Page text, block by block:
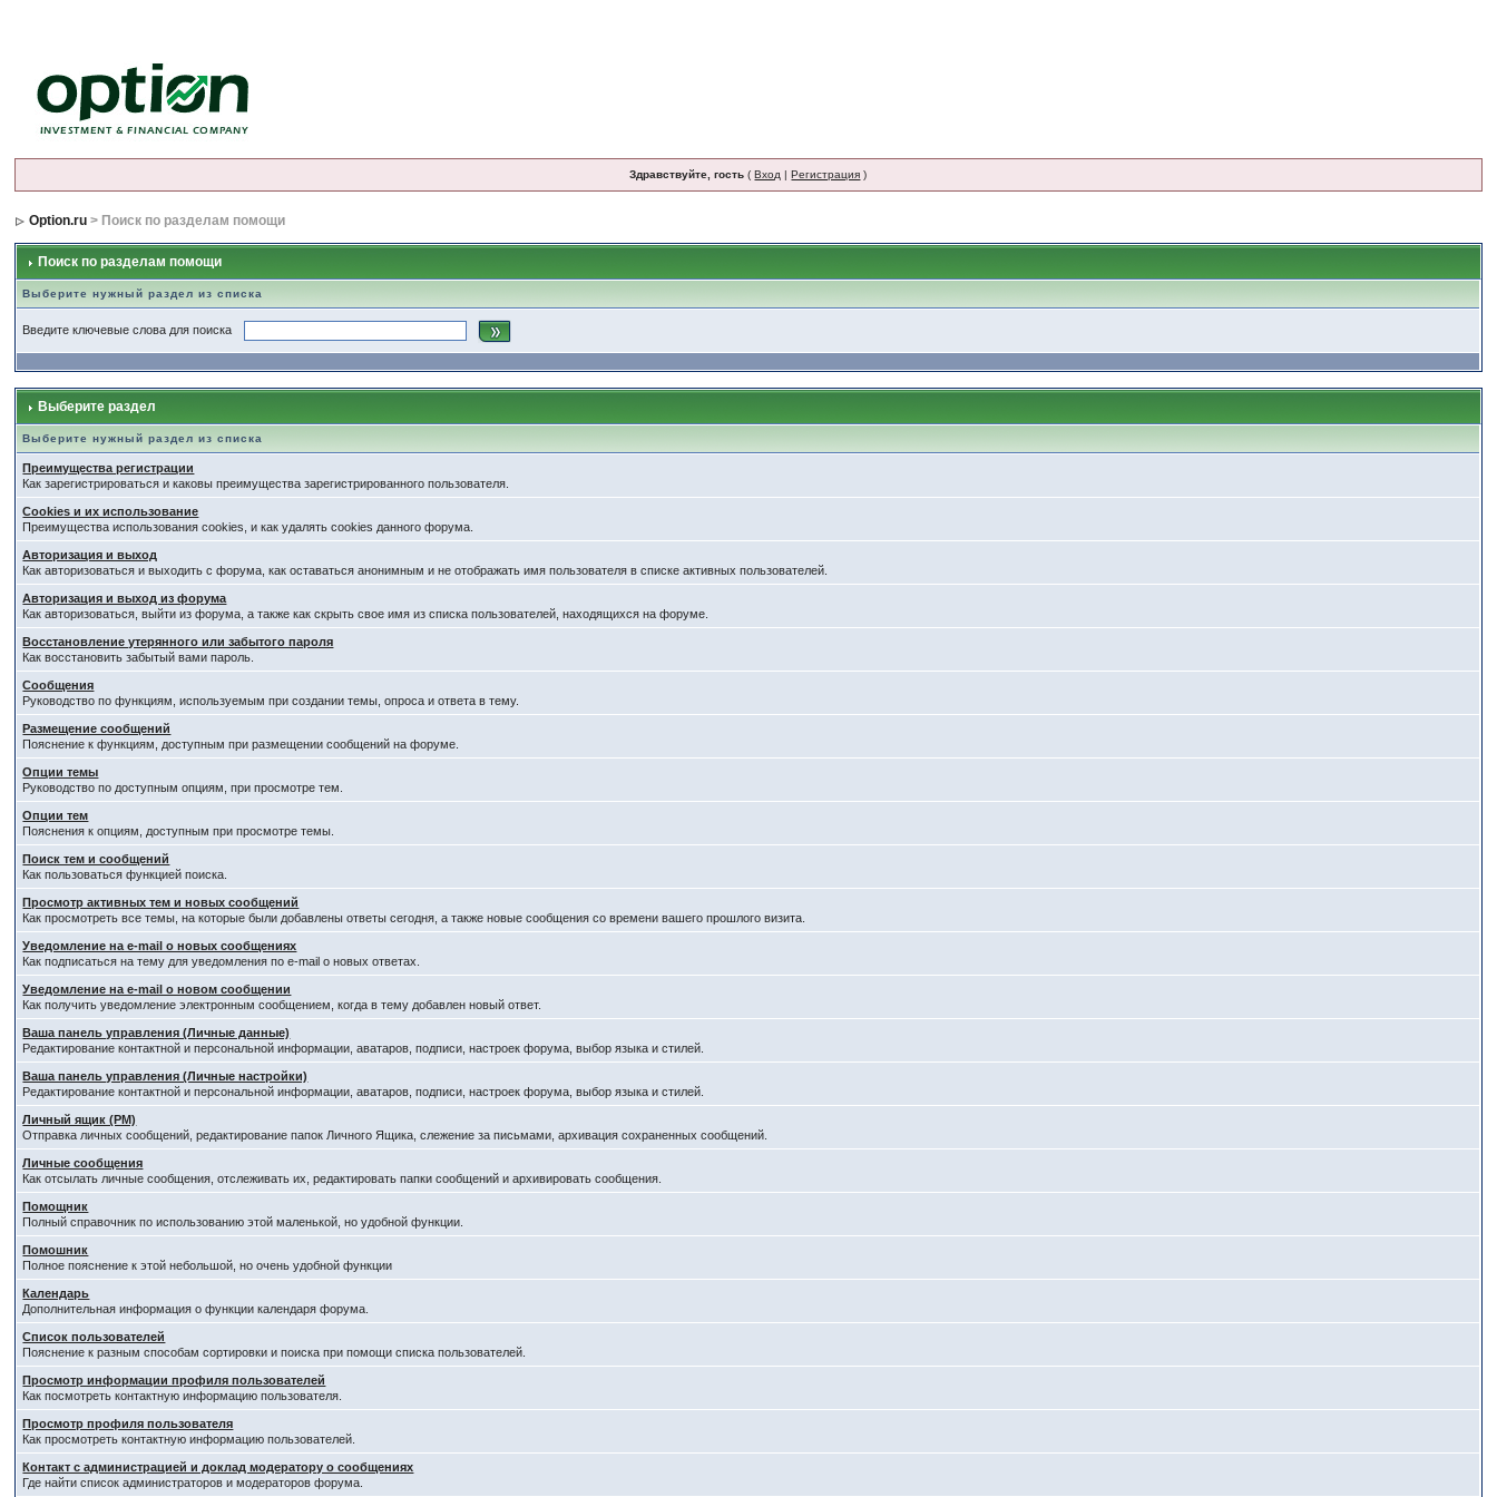
Здравствуйте, гость (Вход |Регистрация )
Option.ru > Поиск по разделам помощи
Поиск по разделам помощи
Выберите нужный раздел из списка
Введите ключевые слова для поиска
Выберите раздел
Выберите нужный раздел из списка
Преимущества регистрации
Как зарегистрироваться и каковы преимущества зарегистрированного пользователя.
Cookies и их использование
Преимущества использования cookies, и как удалять cookies данного форума.
Авторизация и выход
Как авторизоваться и выходить с форума, как оставаться анонимным и не отображать имя пользователя в списке активных пользователей.
Авторизация и выход из форума
Как авторизоваться, выйти из форума, а также как скрыть свое имя из списка пользователей, находящихся на форуме.
Восстановление утерянного или забытого пароля
Как восстановить забытый вами пароль.
Сообщения
Руководство по функциям, используемым при создании темы, опроса и ответа в тему.
Размещение сообщений
Пояснение к функциям, доступным при размещении сообщений на форуме.
Опции темы
Руководство по доступным опциям, при просмотре тем.
Опции тем
Пояснения к опциям, доступным при просмотре темы.
Поиск тем и сообщений
Как пользоваться функцией поиска.
Просмотр активных тем и новых сообщений
Как просмотреть все темы, на которые были добавлены ответы сегодня, а также новые сообщения со времени вашего прошлого визита.
Уведомление на e-mail о новых сообщениях
Как подписаться на тему для уведомления по e-mail о новых ответах.
Уведомление на е-mail о новом сообщении
Как получить уведомление электронным сообщением, когда в тему добавлен новый ответ.
Ваша панель управления (Личные данные)
Редактирование контактной и персональной информации, аватаров, подписи, настроек форума, выбор языка и стилей.
Ваша панель управления (Личные настройки)
Редактирование контактной и персональной информации, аватаров, подписи, настроек форума, выбор языка и стилей.
Личный ящик (PM)
Отправка личных сообщений, редактирование папок Личного Ящика, слежение за письмами, архивация сохраненных сообщений.
Личные сообщения
Как отсылать личные сообщения, отслеживать их, редактировать папки сообщений и архивировать сообщения.
Помощник
Полный справочник по использованию этой маленькой, но удобной функции.
Помошник
Полное пояснение к этой небольшой, но очень удобной функции
Календарь
Дополнительная информация о функции календаря форума.
Список пользователей
Пояснение к разным способам сортировки и поиска при помощи списка пользователей.
Просмотр информации профиля пользователей
Как посмотреть контактную информацию пользователя.
Просмотр профиля пользователя
Как просмотреть контактную информацию пользователей.
Контакт с администрацией и доклад модератору о сообщениях
Где найти список администраторов и модераторов форума.